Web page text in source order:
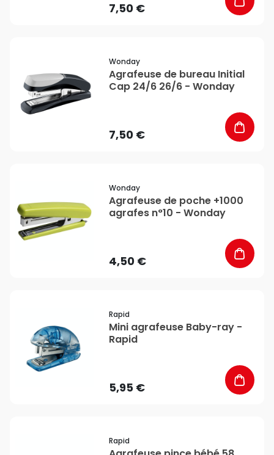
7,50 €
Wonday
Agrafeuse de bureau Initial
Cap 24/6 26/6 - Wonday
7,50 €
Wonday
Agrafeuse de poche +1000
agrafes n°10 - Wonday
4,50 €
Rapid
Mini agrafeuse Baby-ray -
Rapid
5,95 €
Rapid